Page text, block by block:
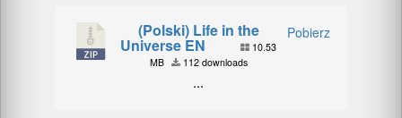
Pobierz
(Polski) Life in the
Universe EN
10.53
MB
112 downloads
...